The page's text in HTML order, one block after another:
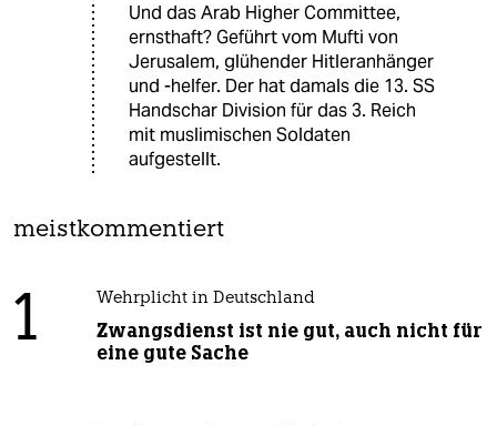
Und das Arab Higher Committee,
ernsthaft? Geführt vom Mufti von
Jerusalem, glühender Hitleranhänger
und -helfer. Der hat damals die 13. SS
Handschar Division für das 3. Reich
mit muslimischen Soldaten
aufgestellt.
meistkommentiert
1 Wehrplicht in Deutschland
Zwangsdienst ist nie gut, auch nicht für
eine gute Sache